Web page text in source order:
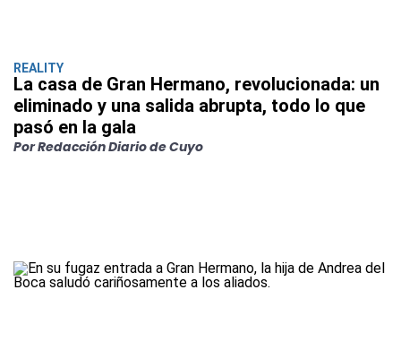
REALITY
La casa de Gran Hermano, revolucionada: un
eliminado y una salida abrupta, todo lo que
pasó en la gala
Por Redacción Diario de Cuyo